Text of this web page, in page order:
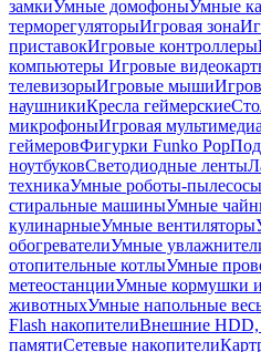
замкиУмные домофоныУмные
терморегуляторыИгровая зона
приставокИгровые контроллеры
компьютеры Игровые
телевизорыИгровые мыши
наушникиКресла геймерские
микрофоныИгровая
геймеровФигурки Funko Pop
ноутбуковСветодиодные ленты
техникаУмные роботы-пылесосы
стиральные машиныУмные
кулинарныеУмные вентиляторы
обогревателиУмные
отопительные котлыУмные
метеостанцииУмные кормушки
животныхУмные напольные
Flash накопителиВнешние HDD,
памятиСетевые накопители